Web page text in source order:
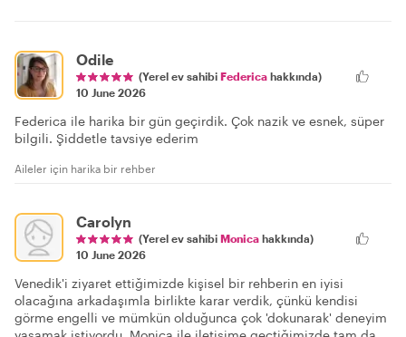
Odile
(Yerel ev sahibi Federica hakkında)
10 June 2026
Federica ile harika bir gün geçirdik. Çok nazik ve esnek, süper
bilgili. Şiddetle tavsiye ederim
Aileler için harika bir rehber
Carolyn
(Yerel ev sahibi Monica hakkında)
10 June 2026
Venedik'i ziyaret ettiğimizde kişisel bir rehberin en iyisi
olacağına arkadaşımla birlikte karar verdik, çünkü kendisi
görme engelli ve mümkün olduğunca çok 'dokunarak' deneyim